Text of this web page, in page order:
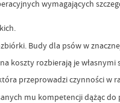
wymagających
Budy dla psów w
koszty rozbierają je
przeprowadzi czynności w
mu kompetencji dążąc